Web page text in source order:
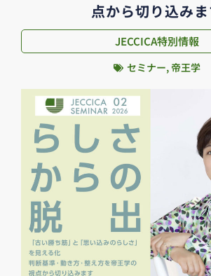
点から切り込み
JECCICA特別情報
セミナー, 帝王学